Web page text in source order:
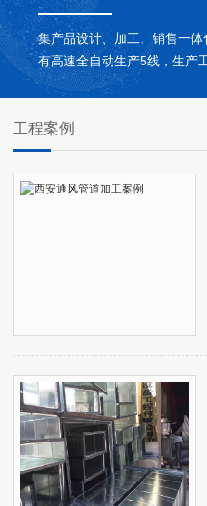
集产品设计、加工、销售一
有高速全自动生产5线，生产
工程案例